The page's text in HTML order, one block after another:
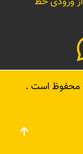
محفوظ است .